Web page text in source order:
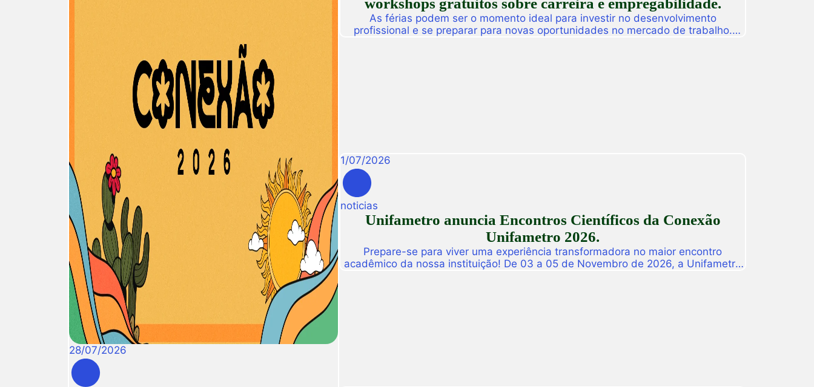
28/07/2026
workshops gratuitos sobre carreira e empregabilidade.
As férias podem ser o momento ideal para investir no desenvolvimento
profissional e se preparar para novas oportunidades no mercado de trabalho.
1/07/2026
noticias
Unifametro anuncia Encontros Científicos da Conexão
Unifametro 2026.
Prepare-se para viver uma experiência transformadora no maior encontro
acadêmico da nossa instituição! De 03 a 05 de Novembro de 2026, a Unifametro